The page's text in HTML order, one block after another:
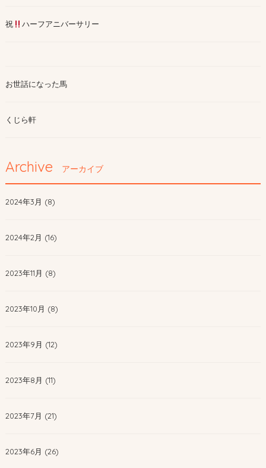
祝 ハーフアニバーサリー
お世話になった馬
くじら軒
Archive アーカイブ
2024年3月 (8)
2024年2月 (16)
2023年11月 (8)
2023年10月 (8)
2023年9月 (12)
2023年8月 (11)
2023年7月 (21)
2023年6月 (26)